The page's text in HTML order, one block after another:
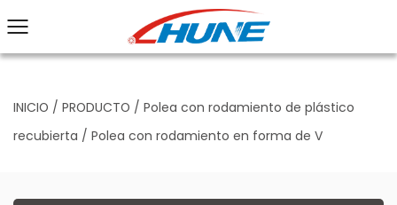
INICIO / PRODUCTO / Polea con rodamiento de plástico
recubierta / Polea con rodamiento en forma de V